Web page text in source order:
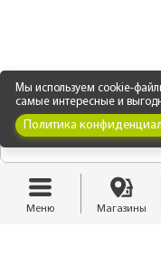
Мы используем cookie-
самые интересные и
Политика
Меню Магазины